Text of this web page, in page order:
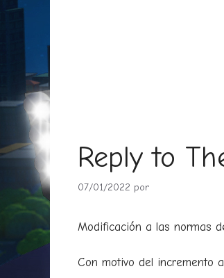
Reply to
07/01/2022 por
Modificación a las normas
Con motivo del incremento